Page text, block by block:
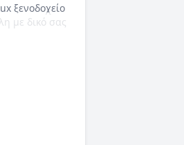
ξενοδοχείο
με δικό σας
ετών ΔΩΡΕΑΝ.